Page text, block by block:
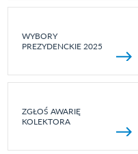
WYBORY
PREZYDENCKIE 2025
ZGŁOŚ AWARIĘ
KOLEKTORA